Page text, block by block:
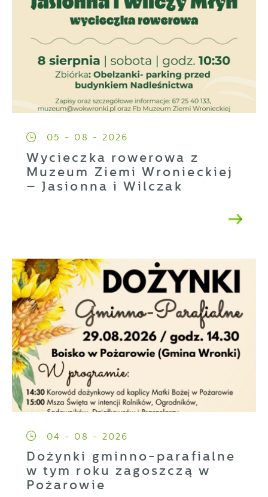
05 - 08 - 2026
Wycieczka rowerowa z
Muzeum Ziemi Wronieckiej
– Jasionna i Wilczak
04 - 08 - 2026
Dożynki gminno-parafialne
w tym roku zagoszczą w
Pożarowie